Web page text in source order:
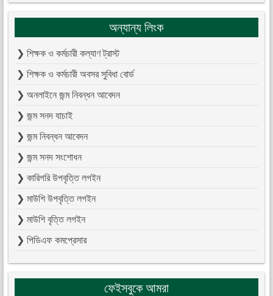
অন্যান্য লিংক
❯ শিক্ষক ও কর্মচারী কল্যাণ ট্রাস্ট
❯ শিক্ষক ও কর্মচারী অবসর সুবিধা বোর্ড
❯ অনলাইনে জন্ম নিবন্ধন আবেদন
❯ জন্ম সনদ যাচাই
❯ জন্ম নিবন্ধন আবেদন
❯ জন্ম সনদ সংশোধন
❯ কারিগরি উপবৃত্তি লগইন
❯ মাউশি উপবৃত্তি লগইন
❯ মাউশি বৃত্তি লগইন
❯ পিডিএফ কমপ্রেসার
ফেইসবুকে আমরা